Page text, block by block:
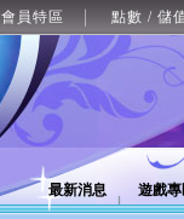
會員特區 點數 / 儲
最新消息 遊戲